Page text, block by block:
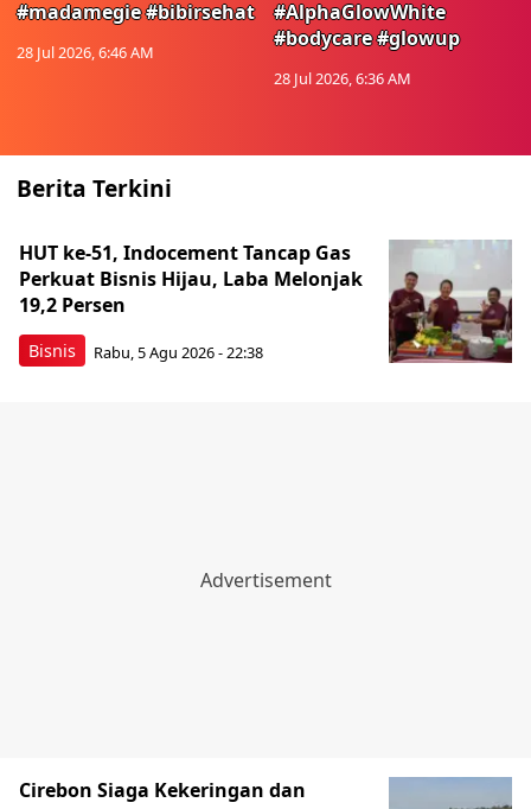
#madamegie #bibirsehat
28 Jul 2026, 6:46 AM
#AlphaGlowWhite
#bodycare #glowup
28 Jul 2026, 6:36 AM
Berita Terkini
Bisnis
HUT ke-51, Indocement Tancap Gas
Perkuat Bisnis Hijau, Laba Melonjak
19,2 Persen
Rabu, 5 Agu 2026 - 22:38
Cirebon Siaga Kekeringan dan